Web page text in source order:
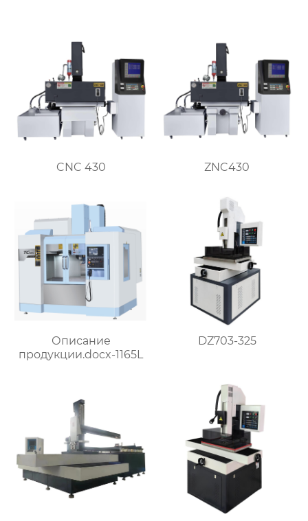
CNC 430 ZNC430
Описание
продукции.docx-1165L
DZ703-325